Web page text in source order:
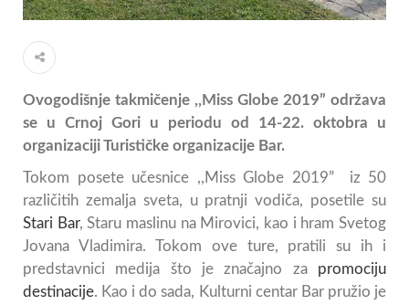
Ovogodišnje takmičenje ,,Miss Globe 2019” održava
se u Crnoj Gori u periodu od 14-22. oktobra u
organizaciji Turističke organizacije Bar.
Tokom posete učesnice ,,Miss Globe 2019” iz 50
različitih zemalja sveta, u pratnji vodiča, posetile su
Stari Bar, Staru maslinu na Mirovici, kao i hram Svetog
Jovana Vladimira. Tokom ove ture, pratili su ih i
predstavnici medija što je značajno za promociju
destinacije. Kao i do sada, Kulturni centar Bar pružio je